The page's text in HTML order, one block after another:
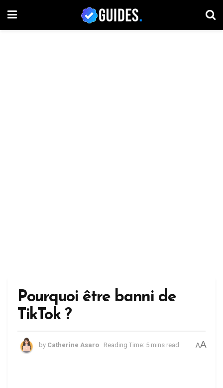
Pourquoi être banni de
TikTok ?
by Catherine Asaro Reading Time: 5 mins read AA